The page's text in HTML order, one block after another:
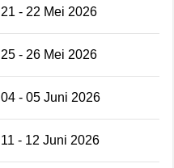
21 - 22 Mei 2026
25 - 26 Mei 2026
04 - 05 Juni 2026
11 - 12 Juni 2026